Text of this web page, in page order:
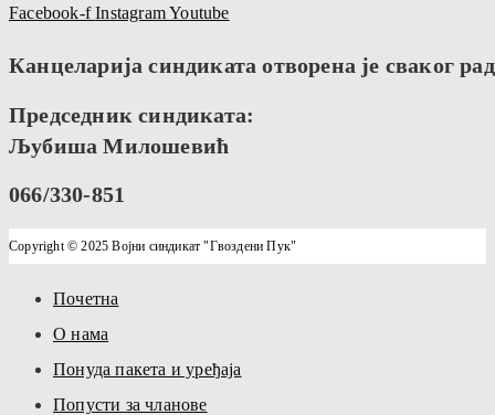
Facebook-f InstagramYoutube
Канцеларија синдиката отворена је сваког
Председник синдиката:
Љубиша Милошевић
066/330-851
Copyright © 2025 Војни синдикат "Гвоздени Пук"
Почетна
О нама
Понуда пакета и уређаја
Попусти за чланове